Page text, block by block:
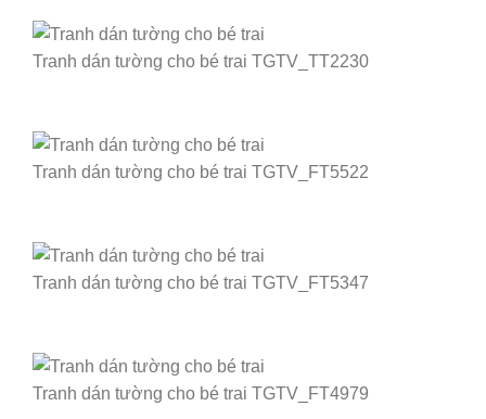
Tranh dán tường cho bé trai TGTV_TT2230
Tranh dán tường cho bé trai TGTV_FT5522
Tranh dán tường cho bé trai TGTV_FT5347
Tranh dán tường cho bé trai TGTV_FT4979